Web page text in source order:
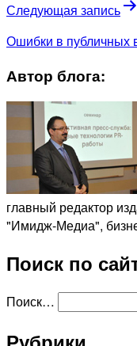
Следующая запись
Ошибки в публичных
Автор блога:
главный редактор
"Имидж-Медиа",
Поиск по
Поиск…